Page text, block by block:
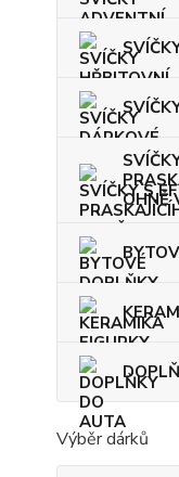
OHNĚ
Výběr dárků